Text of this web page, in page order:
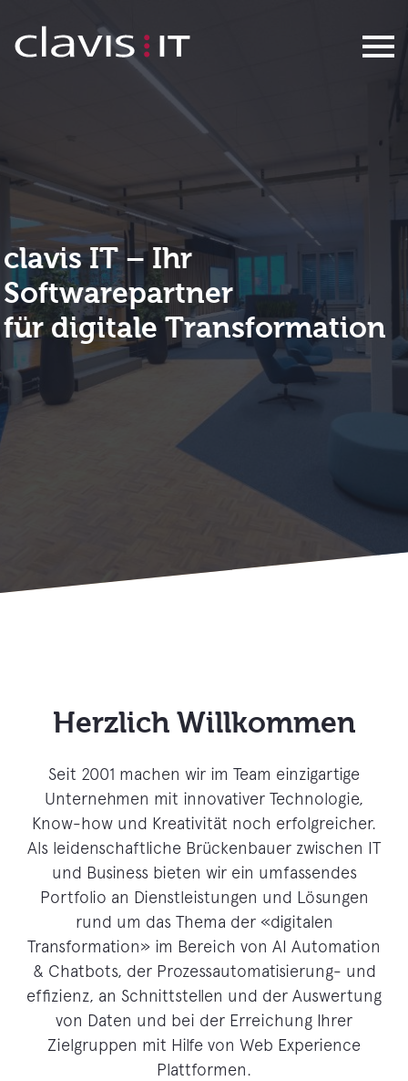
clavis IT – Ihr
Softwarepartner
für digitale Transformation
Herzlich Willkommen
Seit 2001 machen wir im Team einzigartige
Unternehmen mit innovativer Technologie,
Know-how und Kreativität noch erfolgreicher.
Als leidenschaftliche Brückenbauer zwischen IT
und Business bieten wir ein umfassendes
Portfolio an Dienstleistungen und Lösungen
rund um das Thema der «digitalen
Transformation» im Bereich von AI Automation
& Chatbots, der Prozessautomatisierung- und
effizienz, an Schnittstellen und der Auswertung
von Daten und bei der Erreichung Ihrer
Zielgruppen mit Hilfe von Web Experience
Plattformen.